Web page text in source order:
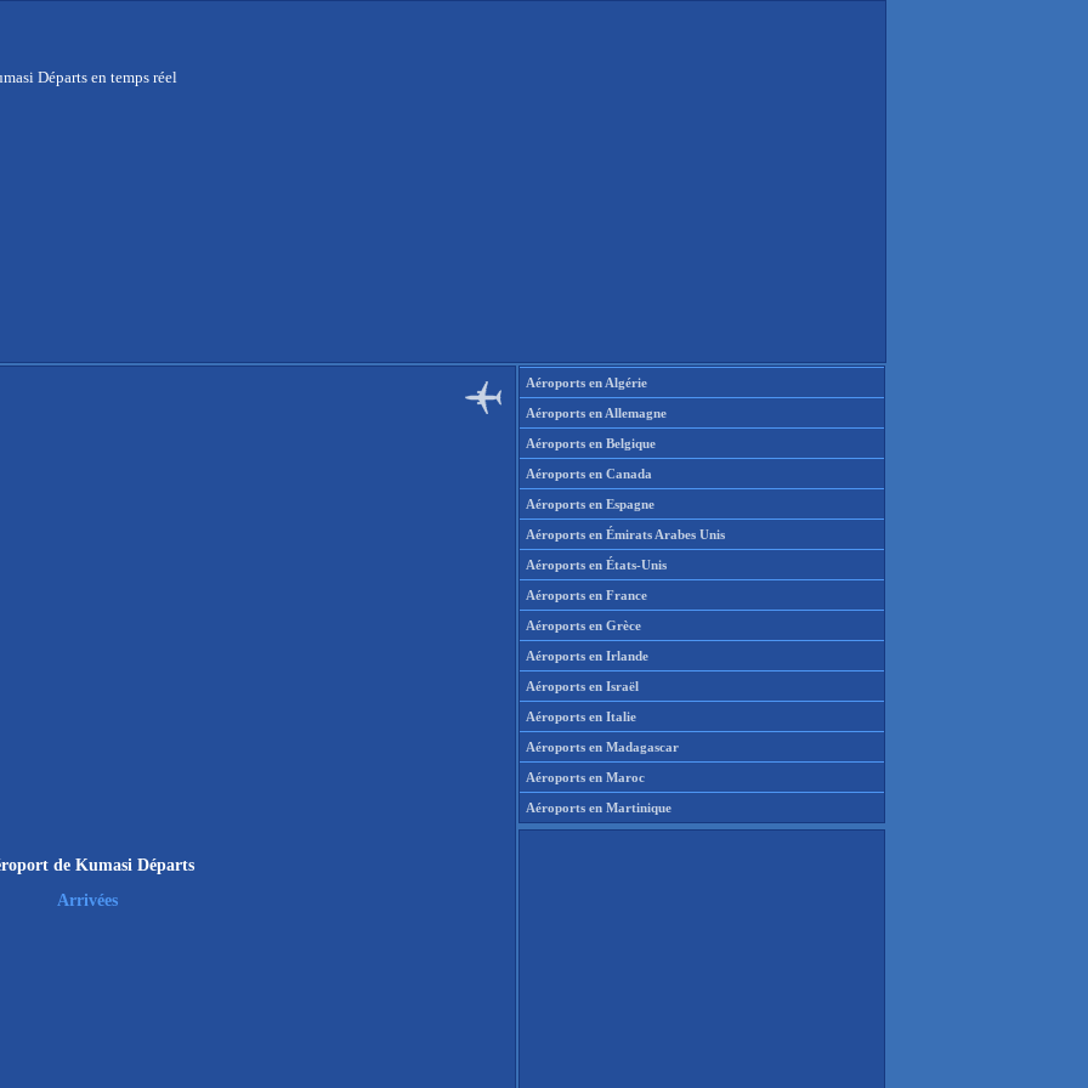
Départs en temps réel
de Kumasi Départs
Arrivées
Aéroports en Algérie
Aéroports en Allemagne
Aéroports en Belgique
Aéroports en Canada
Aéroports en Espagne
Aéroports en Émirats Arabes Unis
Aéroports en États-Unis
Aéroports en France
Aéroports en Grèce
Aéroports en Irlande
Aéroports en Israël
Aéroports en Italie
Aéroports en Madagascar
Aéroports en Maroc
Aéroports en Martinique